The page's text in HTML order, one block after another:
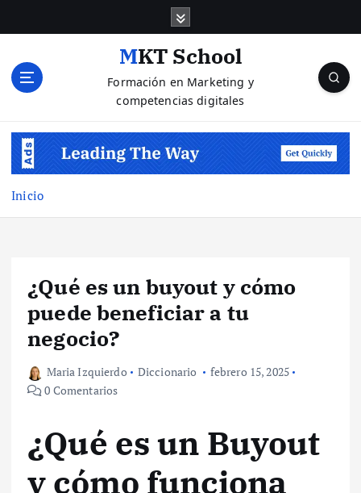
MKT School
Formación en Marketing y
competencias digitales
Inicio
¿Qué es un buyout y cómo
puede beneficiar a tu
negocio?
Maria Izquierdo Diccionario
febrero 15, 2025
0 Comentarios
¿Qué es un Buyout
y cómo funciona